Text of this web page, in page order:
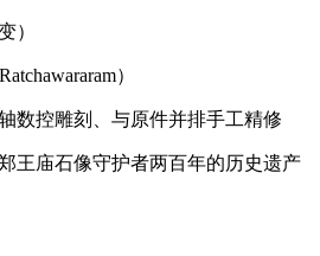
）
）
数控雕刻、与原件并排手工精修
王庙石像守护者两百年的历史遗产